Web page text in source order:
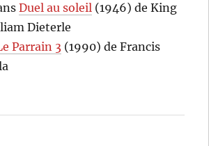
Duel au soleil (1946) de King
Dieterle
Parrain 3 (1990) de Francis